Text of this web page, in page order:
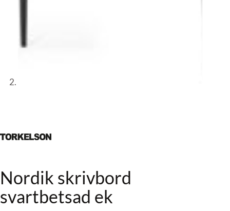
Nordik skrivbord
svartbetsad ek